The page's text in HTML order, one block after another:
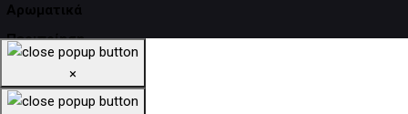
Αρωματικά
Περιποίηση
Πρόσθετα
×